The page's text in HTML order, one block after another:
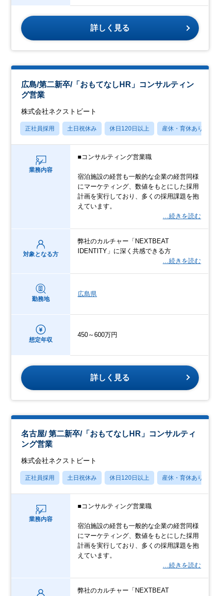
詳しく見る
広島/第二新卒/「おもてなしHR」コンサルティン
グ営業
株式会社ネクストビート
正社員採用 土日祝休み 休日120日以上 産休・育休あり
業務内容
■コンサルティング営業職
宿泊施設の経営も一般的な企業の経営同様
にマーケティング、数値をもとにした採用
計画を実行しており、多くの採用課題を抱
えています。
…続きを読む
対象となる方
弊社のカルチャー「NEXTBEAT
IDENTITY」に深く共感できる方
…続きを読む
勤務地
広島県
想定年収
450～600万円
詳しく見る
名古屋/ 第二新卒/「おもてなしHR」コンサルティ
ング営業
株式会社ネクストビート
正社員採用 土日祝休み 休日120日以上 産休・育休あり
業務内容
■コンサルティング営業職
宿泊施設の経営も一般的な企業の経営同様
にマーケティング、数値をもとにした採用
計画を実行しており、多くの採用課題を抱
えています。
…続きを読む
弊社のカルチャー「NEXTBEAT